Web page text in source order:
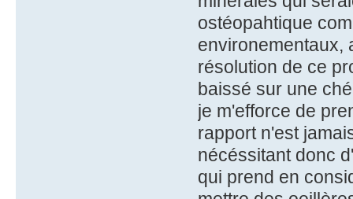
ostéopahtique
environementaux,
résolution de ce
baissé sur une
je m'efforce de
rapport n'est
nécéssitant donc
qui prend en